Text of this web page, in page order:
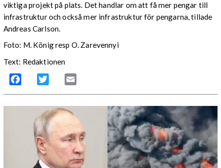
viktiga projekt på plats. Det handlar om att få mer pengar till
infrastruktur och också mer infrastruktur för pengarna, tillade
Andreas Carlson.
Foto: M. König resp O. Zarevennyi
Text: Redaktionen
Facebook Twitter